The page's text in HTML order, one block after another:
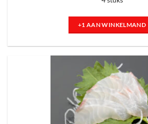
+1 AAN WINKELMAND